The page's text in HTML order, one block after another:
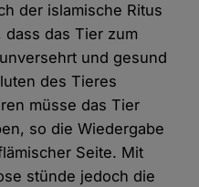
der islamische Ritus
das Tier zum
und gesund
des Tieres
müsse das Tier
so die Wiedergabe
Seite. Mit
stünde jedoch die